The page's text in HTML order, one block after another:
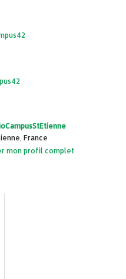
France
mon profil complet